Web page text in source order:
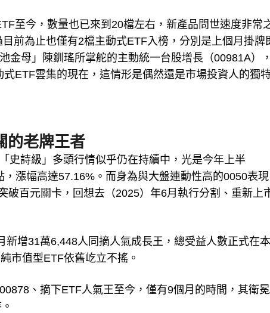
至今，數量也已來到20檔左右，新產品問世速度非常
前為止也僅有2檔主動式ETF入榜，分別是上個月掛牌
金母」陳釧瑤所掌舵的主動統一台股增長（00981A）
ETF雲集的現在，這情形是偶然還是市場投資人的獨
的老牌王者
史詩級」多頭行情似乎仍在持續中，光是今年上半
，漲幅高達57.16%。而身為與大盤連動性高的0050表
破百元關卡，回想去（2025）年6月執行分割、重新上
增31萬6,448人同摘人氣成長王，總受益人數正式在
市值型ETF依舊屹立不搖。
、摘下ETF人氣王至今，僅有9個月的時間，其衛